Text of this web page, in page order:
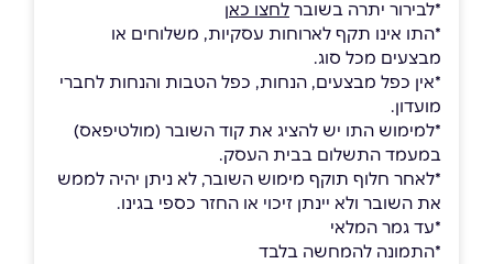
*לבירור יתרה בשובר לחצו כאן
*התו אינו תקף לארוחות עסקיות, משלוחים או
מבצעים מכל סוג.
*אין כפל מבצעים, הנחות, כפל הטבות והנחות לחברי
מועדון.
*למימוש התו יש להציג את קוד השובר (מולטיפאס)
במעמד התשלום בבית העסק.
*לאחר חלוף תוקף מימוש השובר, לא ניתן יהיה לממש
את השובר ולא יינתן זיכוי או החזר כספי בגינו.
*עד גמר המלאי
*התמונה להמחשה בלבד